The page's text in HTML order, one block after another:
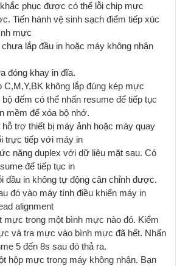
phục được có thể lỗi chip mực
Tiến hành vệ sinh sạch điểm tiếp xúc
mực
chưa lắp đầu in hoặc máy không nhận
đóng khay in đĩa.
C,M,Y,BK không lắp đúng kép mực
bộ đếm có thể nhấn resume để tiếp tục
mềm để xóa bộ nhớ.
hỗ trợ thiết bị máy ảnh hoặc máy quay
trực tiếp với máy in
năng duplex với dữ liệu mặt sau. Có
để tiếp tục in
đầu in không tự động cân chỉnh được.
đó vào máy tính điều khiển máy in
alignment
mực trong một bình mực nào đó. Kiểm
và tra mực vào bình mực đã hết. Nhấn
5 đến 8s sau đó thả ra.
hộp mực trong máy không nhận. Bạn